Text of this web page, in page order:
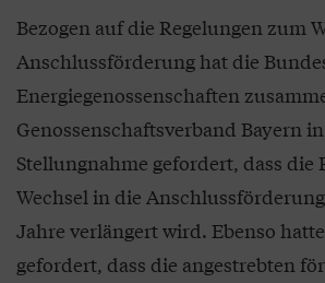
Bezogen auf die Regelungen zum
Anschlussförderung hat die
Energiegenossenschaften
Genossenschaftsverband Bayern
Stellungnahme gefordert, dass die
Wechsel in die
Jahre verlängert wird. Ebenso
gefordert, dass die angestrebten